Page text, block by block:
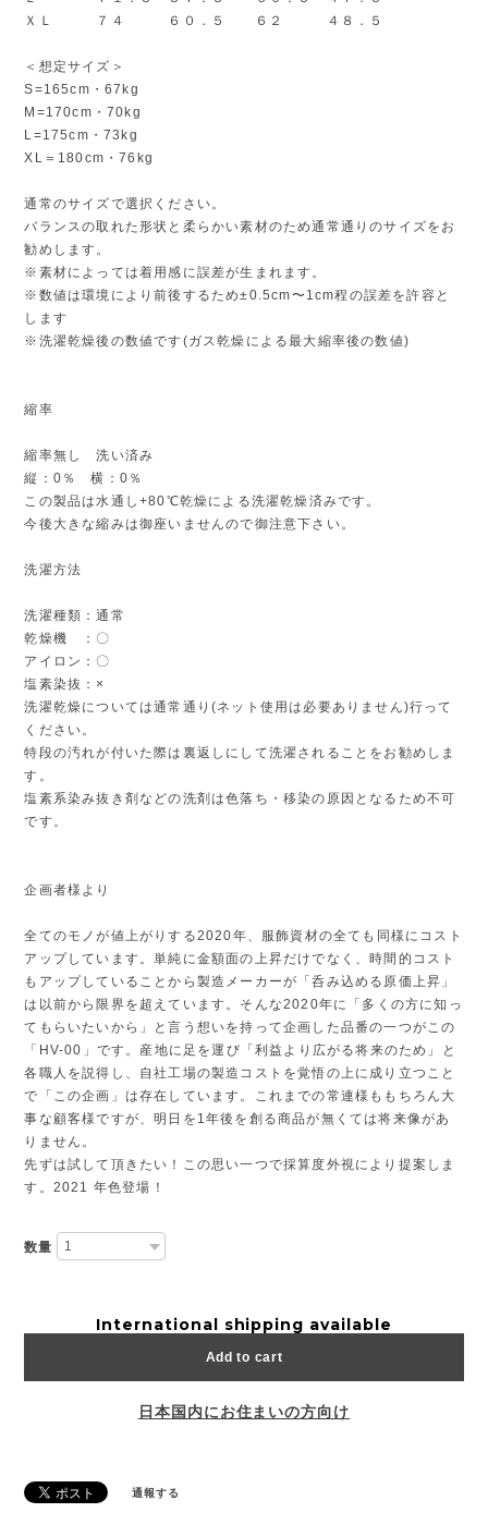
ＸＬ ７４ ６０．５ ６２ ４８．５
＜想定サイズ＞
S=165cm・67kg
M=170cm・70kg
L=175cm・73kg
XL＝180cm・76kg
通常のサイズで選択ください。
バランスの取れた形状と柔らかい素材のため通常通りのサイズをお
勧めします。
※素材によっては着用感に誤差が生まれます。
※数値は環境により前後するため±0.5cm〜1cm程の誤差を許容と
します
※洗濯乾燥後の数値です(ガス乾燥による最大縮率後の数値)
縮率
縮率無し 洗い済み
縦：0％ 横：0％
この製品は水通し+80℃乾燥による洗濯乾燥済みです。
今後大きな縮みは御座いませんので御注意下さい。
洗濯方法
洗濯種類：通常
乾燥機 ：〇
アイロン：〇
塩素染抜：×
洗濯乾燥については通常通り(ネット使用は必要ありません)行って
ください。
特段の汚れが付いた際は裏返しにして洗濯されることをお勧めしま
す。
塩素系染み抜き剤などの洗剤は色落ち・移染の原因となるため不可
です。
企画者様より
全てのモノが値上がりする2020年、服飾資材の全ても同様にコスト
アップしています。単純に金額面の上昇だけでなく、時間的コスト
もアップしていることから製造メーカーが「呑み込める原価上昇」
は以前から限界を超えています。そんな2020年に「多くの方に知っ
てもらいたいから」と言う想いを持って企画した品番の一つがこの
「HV-00」です。産地に足を運び「利益より広がる将来のため」と
各職人を説得し、自社工場の製造コストを覚悟の上に成り立つこと
で「この企画」は存在しています。これまでの常連様ももちろん大
事な顧客様ですが、明日を1年後を創る商品が無くては将来像があ
りません。
先ずは試して頂きたい！この思い一つで採算度外視により提案しま
す。2021 年色登場！
数量
International shipping available
Add to cart
日本国内にお住まいの方向け
通報する